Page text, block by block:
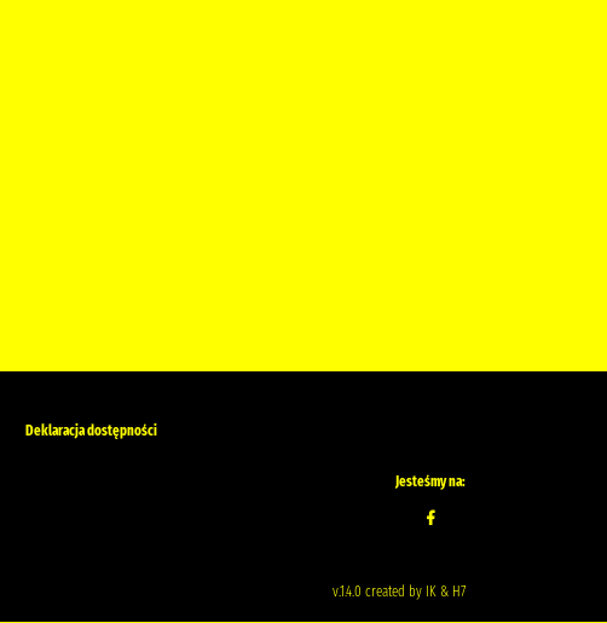
Deklaracja dostępności
Jesteśmy na:
v.1.4.0 created by IK & H7